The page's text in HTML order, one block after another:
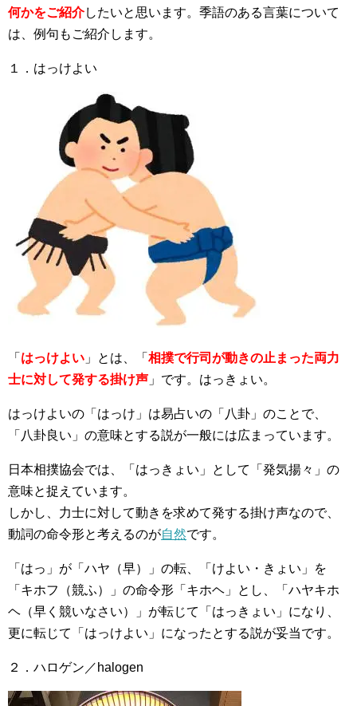
何かをご紹介したいと思います。季語のある言葉について
は、例句もご紹介します。
１．はっけよい
「 はっけよい 」とは、「 相撲で行司が動きの止まった両力
士に対して発する掛け声 」です。はっきょい。
はっけよいの「はっけ」は易占いの「八卦」のことで、
「八卦良い」の意味とする説が一般には広まっています。
日本相撲協会では、「はっきょい」として「発気揚々」の
意味と捉えています。
しかし、力士に対して動きを求めて発する掛け声なので、
動詞の命令形と考えるのが自然です。
「はっ」が「ハヤ（早）」の転、「けよい・きょい」を
「キホフ（競ふ）」の命令形「キホヘ」とし、「ハヤキホ
ヘ（早く競いなさい）」が転じて「はっきょい」になり、
更に転じて「はっけよい」になったとする説が妥当です。
２．ハロゲン／halogen